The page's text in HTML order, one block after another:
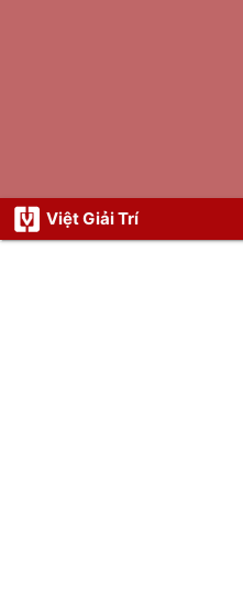
Việt Giải Trí